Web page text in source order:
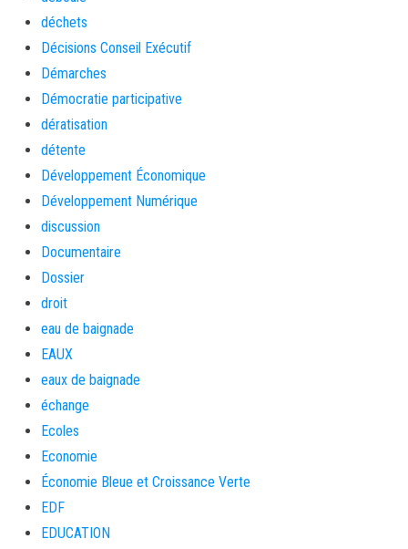
déchets
Décisions Conseil Exécutif
Démarches
Démocratie participative
dératisation
détente
Développement Économique
Développement Numérique
discussion
Documentaire
Dossier
droit
eau de baignade
EAUX
eaux de baignade
échange
Ecoles
Economie
Économie Bleue et Croissance Verte
EDF
EDUCATION